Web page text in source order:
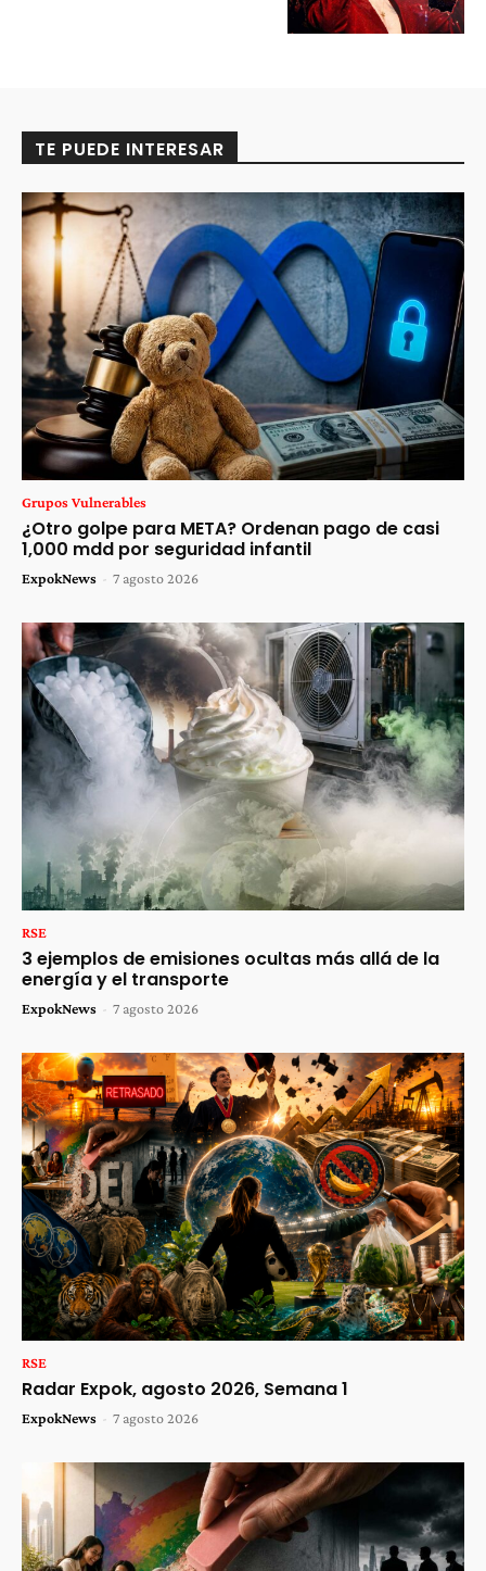
TE PUEDE INTERESAR
Grupos Vulnerables
¿Otro golpe para META? Ordenan pago de casi
1,000 mdd por seguridad infantil
ExpokNews - 7 agosto 2026
RSE
3 ejemplos de emisiones ocultas más allá de la
energía y el transporte
ExpokNews - 7 agosto 2026
RSE
Radar Expok, agosto 2026, Semana 1
ExpokNews - 7 agosto 2026